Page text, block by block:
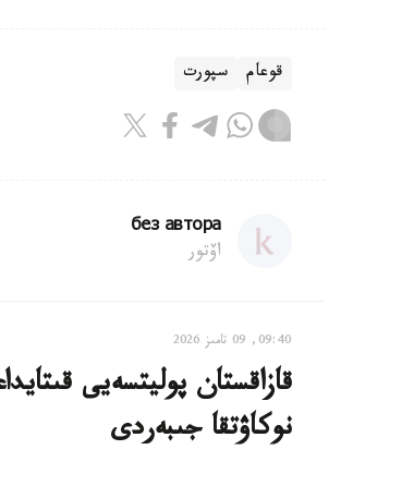
قوعام سپورت
без автора
اۆتور
09:40, 09 تامىز 2026
نوكاۋتقا جىبەردى